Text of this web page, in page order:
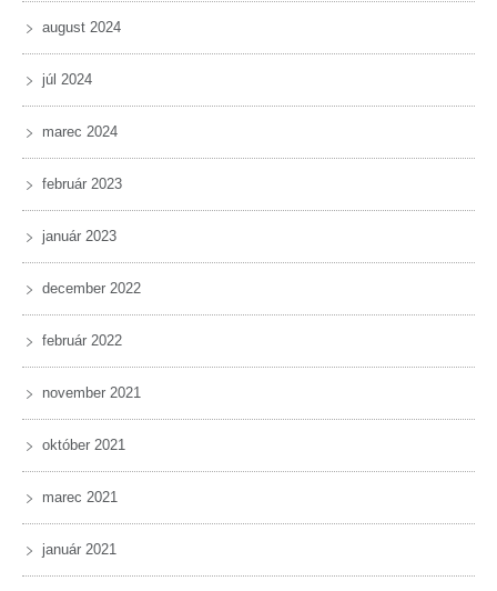
august 2024
júl 2024
marec 2024
február 2023
január 2023
december 2022
február 2022
november 2021
október 2021
marec 2021
január 2021